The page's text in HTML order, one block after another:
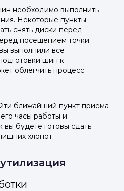
необходимо выполнить
Некоторые пункты
снять диски перед
посещением точки
выполнили все
шин к
облегчить процесс
ближайший пункт приема
часы работы и
вы будете готовы сдать
хлопот.